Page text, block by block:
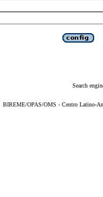
Search
BIREME/OPAS/OMS - Centro Latino-